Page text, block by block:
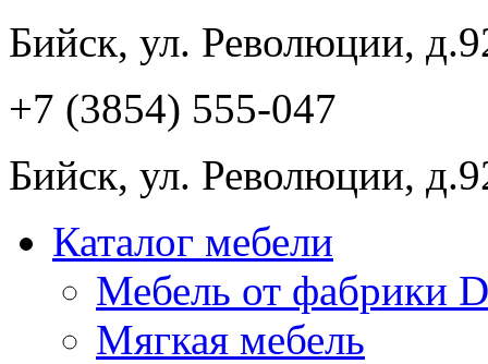
Бийск, ул. Революции,
+7 (3854) 555-047
Бийск, ул. Революции,
Каталог мебели
Мебель от фабрики
Мягкая мебель